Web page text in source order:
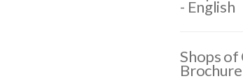
- English
Shops of